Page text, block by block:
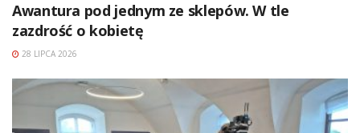
Awantura pod jednym ze sklepów. W tle
zazdrość o kobietę
28 LIPCA 2026